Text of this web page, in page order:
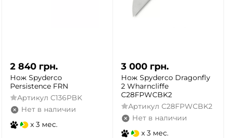
2 840 грн.
Нож Spyderco
Persistence FRN
Артикул C136PBK
Нет в наличии
x 3 мес.
3 000 грн.
Нож Spyderco Dragonfly
2 Wharncliffe
C28FPWCBK2
Артикул C28FPWCBK2
Нет в наличии
x 3 мес.